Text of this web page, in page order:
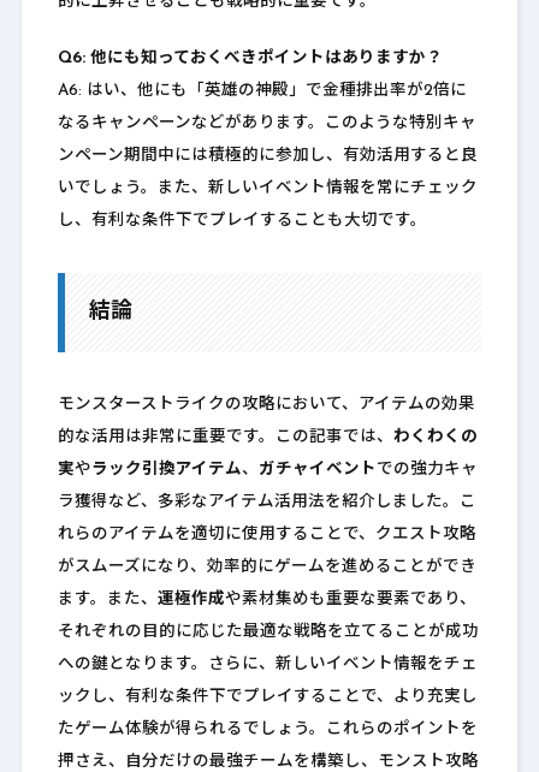
Q6: 他にも知っておくべきポイントはありますか？
A6: はい、他にも「英雄の神殿」で金種排出率が2倍に
なるキャンペーンなどがあります。このような特別キャ
ンペーン期間中には積極的に参加し、有効活用すると良
いでしょう。また、新しいイベント情報を常にチェック
し、有利な条件下でプレイすることも大切です。
結論
モンスターストライクの攻略において、アイテムの効果
的な活用は非常に重要です。この記事では、 わくわくの
実やラック引換アイテム、 ガチャイベント での強力キャ
ラ獲得など、多彩なアイテム活用法を紹介しました。こ
れらのアイテムを適切に使用することで、クエスト攻略
がスムーズになり、効率的にゲームを進めることができ
ます。また、 運極作成や素材集めも重要な要素であり、
それぞれの目的に応じた最適な戦略を立てることが成功
への鍵となります。さらに、新しいイベント情報をチェ
ックし、有利な条件下でプレイすることで、より充実し
たゲーム体験が得られるでしょう。これらのポイントを
押さえ、自分だけの最強チームを構築し、モンスト攻略